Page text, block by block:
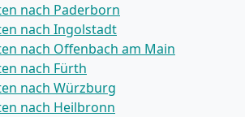
nach Paderborn
nach Ingolstadt
nach Offenbach am Main
nach Fürth
nach Würzburg
nach Heilbronn